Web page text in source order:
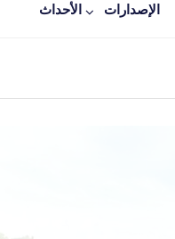
الإصدارات اﻷحداث